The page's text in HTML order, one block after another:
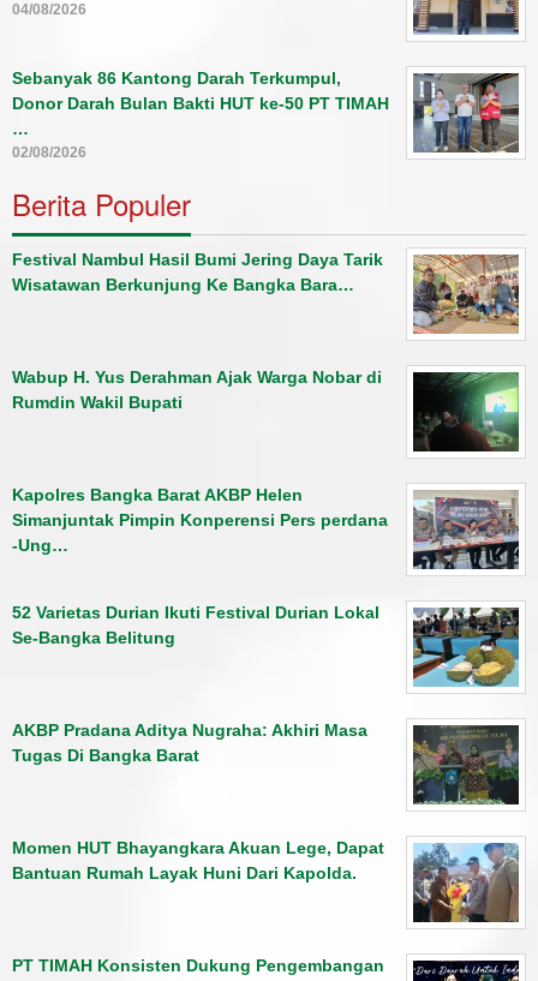
04/08/2026
Sebanyak 86 Kantong Darah Terkumpul,
Donor Darah Bulan Bakti HUT ke-50 PT TIMAH
…
02/08/2026
Berita Populer
Festival Nambul Hasil Bumi Jering Daya Tarik
Wisatawan Berkunjung Ke Bangka Bara…
Wabup H. Yus Derahman Ajak Warga Nobar di
Rumdin Wakil Bupati
Kapolres Bangka Barat AKBP Helen
Simanjuntak Pimpin Konperensi Pers perdana
-Ung…
52 Varietas Durian Ikuti Festival Durian Lokal
Se-Bangka Belitung
AKBP Pradana Aditya Nugraha: Akhiri Masa
Tugas Di Bangka Barat
Momen HUT Bhayangkara Akuan Lege, Dapat
Bantuan Rumah Layak Huni Dari Kapolda.
PT TIMAH Konsisten Dukung Pengembangan